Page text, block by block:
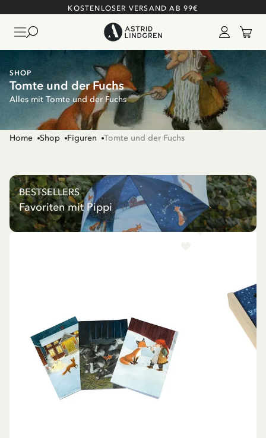
KOSTENLOSER VERSAND AB 99€
SHOP
Tomte und der Fuchs
Alles mit Tomte und der Fuchs
Home Shop Figuren Tomte und der Fuchs
BESTSELLERS
Favoriten mit Pippi